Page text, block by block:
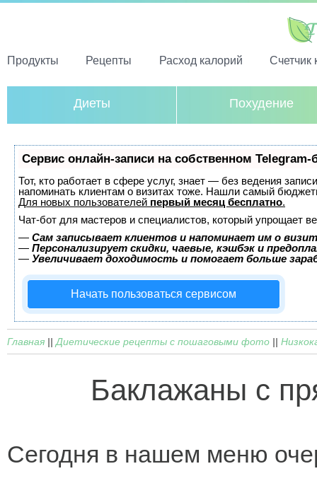
Продукты Рецепты Расход калорий Счетчик
Диеты Похудение
Сервис онлайн-записи на собственном Telegram-
Тот, кто работает в сфере услуг, знает — без ведения
напоминать клиентам о визитах тоже. Нашли самый
Для новых пользователей первый месяц бесплатно.
Чат-бот для мастеров и специалистов, который упрощает
— Сам записывает клиентов и напоминает им о
— Персонализирует скидки, чаевые, кэшбэк и
— Увеличивает доходимость и помогает больше
Начать пользоваться сервисом
Главная || Диетические рецепты с пошаговыми фото ||
Баклажаны с
Сегодня в нашем меню